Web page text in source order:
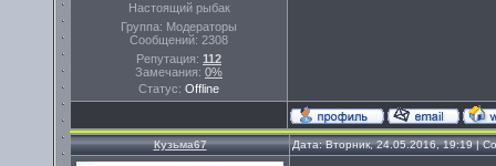
Настоящий рыбак
Группа: Модераторы
Сообщений: 2308
Репутация: 112
Замечания: 0%
Статус: Offline
Кузьма67 Дата: Вторник, 24.05.2016, 19:19 |